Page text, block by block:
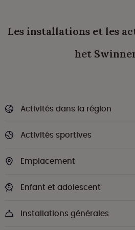
Les installations et les
het
Activités dans la région
Activités sportives
Emplacement
Enfant et adolescent
Installations générales